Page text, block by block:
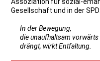
Gesellschaft und in der SPD:
In der Bewegung,
die unaufhaltsam vorwärts
drängt, wirkt Entfaltung.